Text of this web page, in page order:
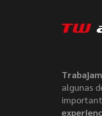
algunas